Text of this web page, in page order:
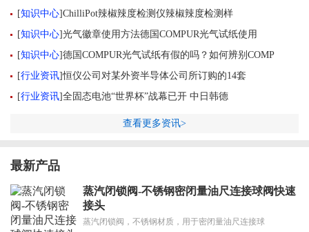
[知识中心]ChilliPot辣椒辣度检测仪辣椒辣度检测样
[知识中心]光气徽章使用方法德国COMPUR光气试纸使用
[知识中心]德国COMPUR光气试纸有假的吗？如何辨别COMP
[行业资讯]恒仪公司对某外资半导体公司所订购的14套
[行业资讯]全固态电池“世界杯”战幕已开 中日韩德
查看更多资讯>
最新产品
蒸汽闭锁阀-不锈钢密闭量油尺连接球阀快速
接头
蒸汽闭锁阀，不锈钢材质，用于密闭量油尺连接球